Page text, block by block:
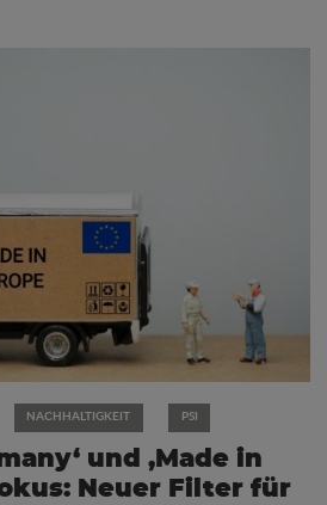
NACHHALTIGKEIT PSI
und ‚Made in
Neuer Filter für